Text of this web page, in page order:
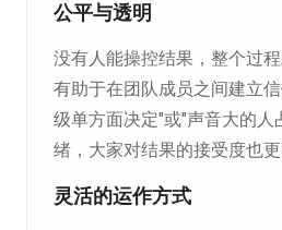
公平与透明
没有人能操控结果，整个过
有助于在团队成员之间建立
级单方面决定"或"声音大的人
绪，大家对结果的接受度也更
灵活的运作方式